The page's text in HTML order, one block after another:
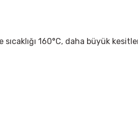
160°C, daha büyük